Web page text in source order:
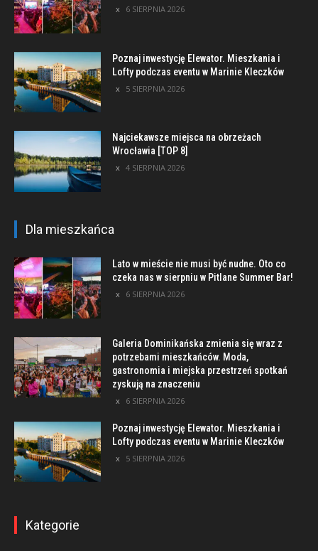
6 SIERPNIA 2026
Poznaj inwestycję Elewator. Mieszkania i
Lofty podczas eventu w Marinie Kleczków
5 SIERPNIA 2026
Najciekawsze miejsca na obrzeżach
Wrocławia [TOP 8]
4 SIERPNIA 2026
Dla mieszkańca
Lato w mieście nie musi być nudne. Oto co
czeka nas w sierpniu w Pitlane Summer Bar!
6 SIERPNIA 2026
Galeria Dominikańska zmienia się wraz z
potrzebami mieszkańców. Moda,
gastronomia i miejska przestrzeń spotkań
zyskują na znaczeniu
6 SIERPNIA 2026
Poznaj inwestycję Elewator. Mieszkania i
Lofty podczas eventu w Marinie Kleczków
5 SIERPNIA 2026
Kategorie